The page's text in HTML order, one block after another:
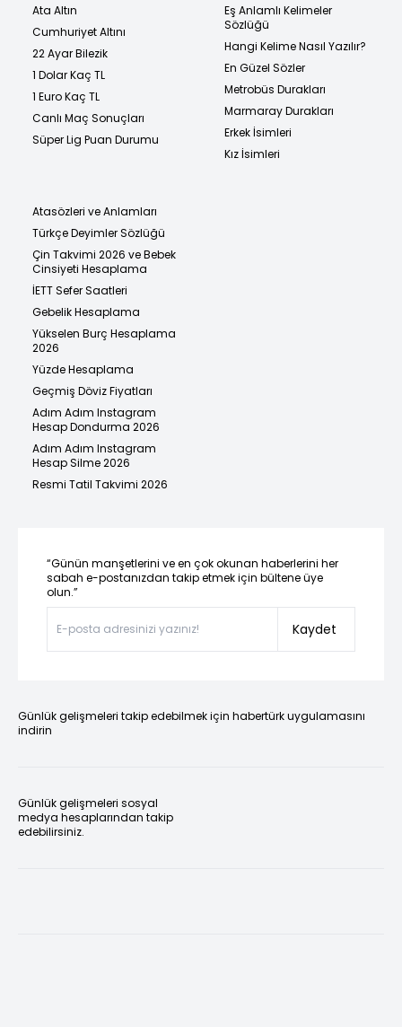
Ata Altın
Cumhuriyet Altını
22 Ayar Bilezik
1 Dolar Kaç TL
1 Euro Kaç TL
Canlı Maç Sonuçları
Süper Lig Puan Durumu
Eş Anlamlı Kelimeler
Sözlüğü
Hangi Kelime Nasıl Yazılır?
En Güzel Sözler
Metrobüs Durakları
Marmaray Durakları
Erkek İsimleri
Kız İsimleri
Atasözleri ve Anlamları
Türkçe Deyimler Sözlüğü
Çin Takvimi 2026 ve Bebek
Cinsiyeti Hesaplama
İETT Sefer Saatleri
Gebelik Hesaplama
Yükselen Burç Hesaplama
2026
Yüzde Hesaplama
Geçmiş Döviz Fiyatları
Adım Adım Instagram
Hesap Dondurma 2026
Adım Adım Instagram
Hesap Silme 2026
Resmi Tatil Takvimi 2026
“Günün manşetlerini ve en çok okunan haberlerini her
sabah e-postanızdan takip etmek için bültene üye
olun.”
Kaydet
Günlük gelişmeleri takip edebilmek için habertürk uygulamasını
indirin
Günlük gelişmeleri sosyal
medya hesaplarından takip
edebilirsiniz.